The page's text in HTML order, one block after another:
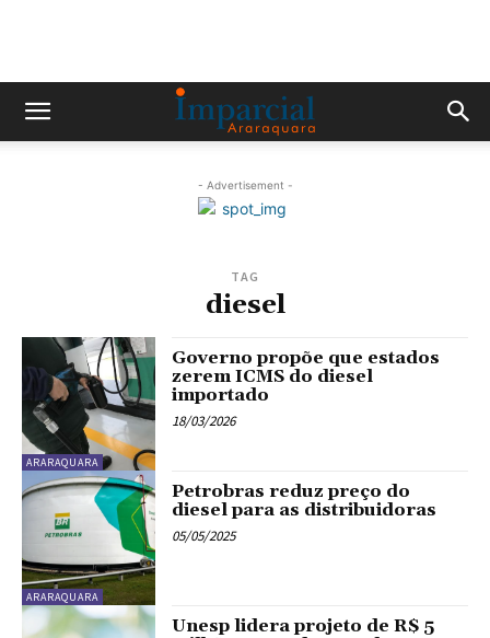
- Advertisement -
TAG
diesel
ARARAQUARA
Governo propõe que estados
zerem ICMS do diesel
importado
18/03/2026
ARARAQUARA
Petrobras reduz preço do
diesel para as distribuidoras
05/05/2025
Unesp lidera projeto de R$ 5